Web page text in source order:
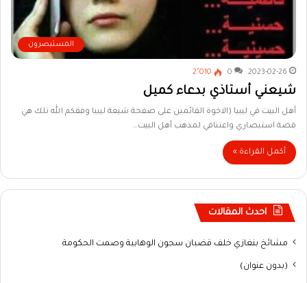
المستبصرون
2023-02-26
0 2٬010
شيعني أستاذي بدعاء كميل
أهل البيت في ليبيا (الاخوة القائمين على صفحة شيعة ليبيا وفقكم الله تلك هي
قصة استبصاري واعتناقي لمذهب أهل البيت…
أكمل القراءة »
احدث المقالات
مشائخ بنغازي خلف قضبان سجون الوهابية وصمت الحكومة
(بدون عنوان)